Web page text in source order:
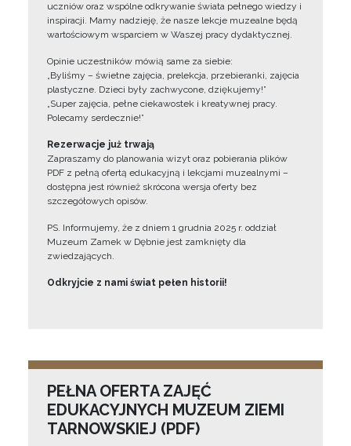
uczniów oraz wspólne odkrywanie świata pełnego wiedzy i
inspiracji. Mamy nadzieję, że nasze lekcje muzealne będą
wartościowym wsparciem w Waszej pracy dydaktycznej.
Opinie uczestników mówią same za siebie:
„Byliśmy – świetne zajęcia, prelekcja, przebieranki, zajęcia
plastyczne. Dzieci były zachwycone, dziękujemy!”
„Super zajęcia, pełne ciekawostek i kreatywnej pracy.
Polecamy serdecznie!”
Rezerwacje już trwają
Zapraszamy do planowania wizyt oraz pobierania plików
PDF z pełną ofertą edukacyjną i lekcjami muzealnymi –
dostępna jest również skrócona wersja oferty bez
szczegółowych opisów.
PS. Informujemy, że z dniem 1 grudnia 2025 r. oddział
Muzeum Zamek w Dębnie jest zamknięty dla
zwiedzających.
Odkryjcie z nami świat pełen historii!
PEŁNA OFERTA ZAJĘĆ
EDUKACYJNYCH MUZEUM ZIEMI
TARNOWSKIEJ (PDF)